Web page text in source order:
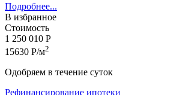
Подробнее...
В избранное
Стоимость
1 250 010 Р
15630 Р/м2
Одобряем в течение суток
Рефинансирование ипотеки